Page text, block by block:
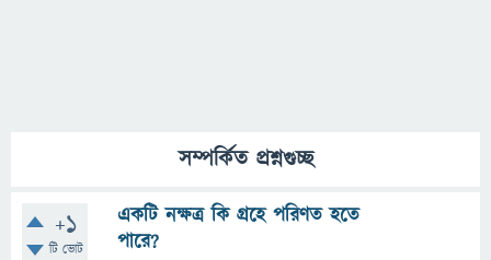
সম্পর্কিত প্রশ্নগুচ্ছ
+1
টি ভোট
একটি নক্ষত্র কি গ্রহে পরিণত হতে
পারে?